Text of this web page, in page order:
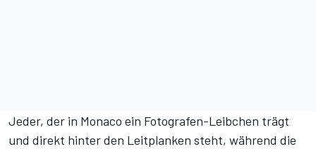
Jeder, der in Monaco ein Fotografen-Leibchen trägt
und direkt hinter den Leitplanken steht, während die